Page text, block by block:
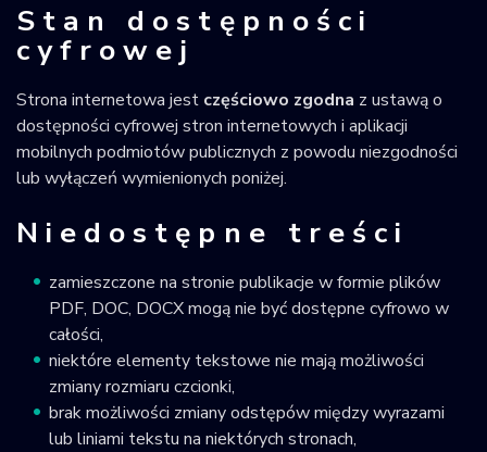
Stan dostępności
cyfrowej
Strona internetowa jest częściowo zgodna z ustawą o
dostępności cyfrowej stron internetowych i aplikacji
mobilnych podmiotów publicznych z powodu niezgodności
lub wyłączeń wymienionych poniżej.
Niedostępne treści
zamieszczone na stronie publikacje w formie plików
PDF, DOC, DOCX mogą nie być dostępne cyfrowo w
całości,
niektóre elementy tekstowe nie mają możliwości
zmiany rozmiaru czcionki,
brak możliwości zmiany odstępów między wyrazami
lub liniami tekstu na niektórych stronach,